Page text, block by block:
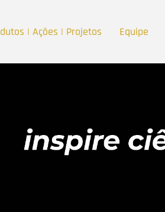
| Ações | Projetos Equipe